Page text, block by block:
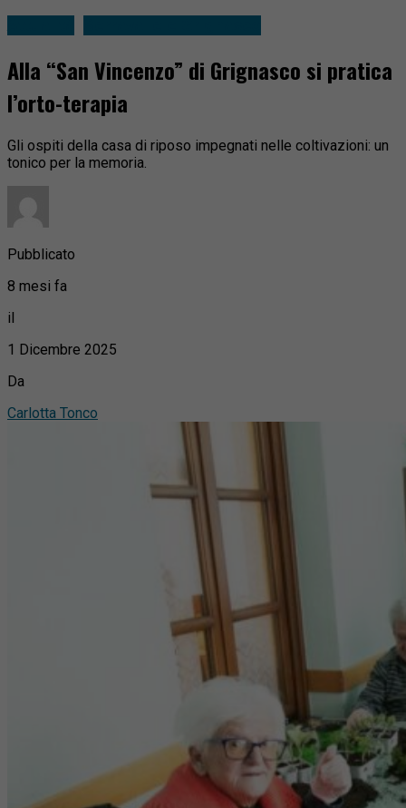
Alla “San Vincenzo” di Grignasco si pratica
l’orto-terapia
Gli ospiti della casa di riposo impegnati nelle coltivazioni: un
tonico per la memoria.
Pubblicato
8 mesi fa
il
1 Dicembre 2025
Da
Carlotta Tonco